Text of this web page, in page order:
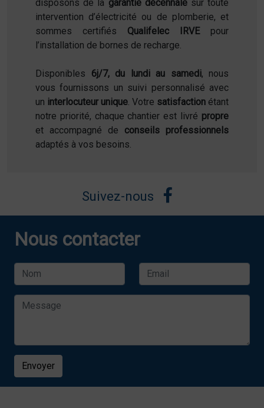
disposons de la garantie décennalesur toute
intervention d’électricité ou de plomberie, et
sommes certifiés Qualifelec IRVEpour
l’installation de bornes de recharge.
Disponibles 6j/7, du lundi au samedi, nous
vous fournissons un suivi personnalisé avec
un interlocuteur unique. Votre satisfaction étant
notre priorité, chaque chantier est livré propre
et accompagné de conseils professionnels
adaptés à vos besoins.
Suivez-nous
Nous contacter
Envoyer